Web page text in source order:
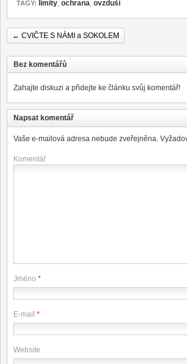
TAGY: limity, ochrana, ovzduší
← CVIČTE S NÁMI a SOKOLEM
Bez komentářů
Zahajte diskuzi a přidejte ke článku svůj komentář!
Napsat komentář
Vaše e-mailová adresa nebude zveřejněna.
Komentář
Jméno *
E-mail *
Website